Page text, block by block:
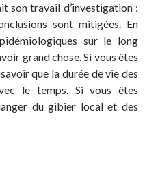
son travail d’investigation :
sont mitigées. En
sur le long
grand chose. Si vous êtes
que la durée de vie des
le temps. Si vous êtes
du gibier local et des